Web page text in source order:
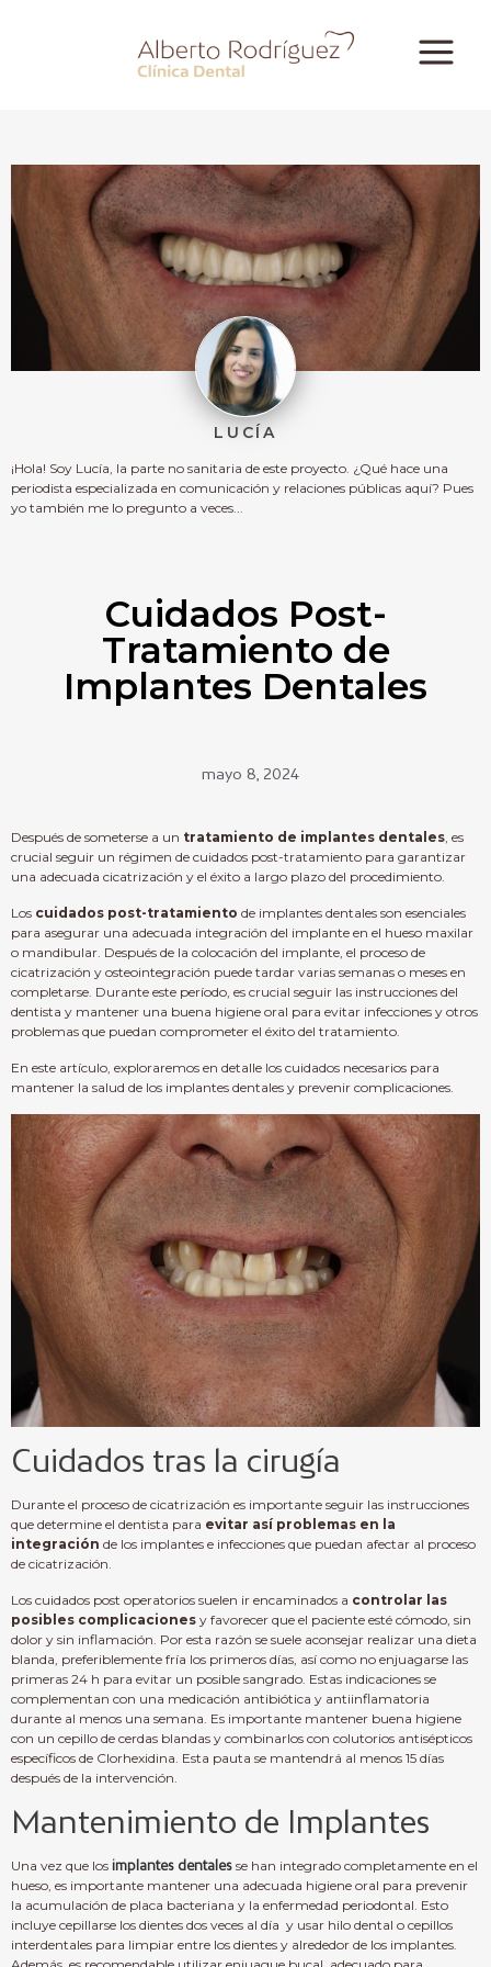
LUCÍA
¡Hola! Soy Lucía, la parte no sanitaria de este proyecto. ¿Qué hace una
periodista especializada en comunicación y relaciones públicas aquí? Pues
yo también me lo pregunto a veces...
Cuidados Post-
Tratamiento de
Implantes Dentales
mayo 8, 2024
Después de someterse a un tratamiento de implantes dentales , es
crucial seguir un régimen de cuidados post-tratamiento para garantizar
una adecuada cicatrización y el éxito a largo plazo del procedimiento.
Los cuidados post-tratamiento de implantes dentales son esenciales
para asegurar una adecuada integración del implante en el hueso maxilar
o mandibular. Después de la colocación del implante, el proceso de
cicatrización y osteointegración puede tardar varias semanas o meses en
completarse. Durante este período, es crucial seguir las instrucciones del
dentista y mantener una buena higiene oral para evitar infecciones y otros
problemas que puedan comprometer el éxito del tratamiento.
En este artículo, exploraremos en detalle los cuidados necesarios para
mantener la salud de los implantes dentales y prevenir complicaciones.
Cuidados tras la cirugía
Durante el proceso de cicatrización es importante seguir las instrucciones
que determine el dentista para evitar así problemas en la
integración de los implantes e infecciones que puedan afectar al proceso
de cicatrización.
Los cuidados post operatorios suelen ir encaminados a controlar las
posibles complicaciones y favorecer que el paciente esté cómodo, sin
dolor y sin inflamación. Por esta razón se suele aconsejar realizar una dieta
blanda, preferiblemente fría los primeros días, así como no enjuagarse las
primeras 24 h para evitar un posible sangrado. Estas indicaciones se
complementan con una medicación antibiótica y antiinflamatoria
durante al menos una semana. Es importante mantener buena higiene
con un cepillo de cerdas blandas y combinarlos con colutorios antisépticos
específicos de Clorhexidina. Esta pauta se mantendrá al menos 15 días
después de la intervención.
Mantenimiento de Implantes
Una vez que los implantes dentales se han integrado completamente en el
hueso, es importante mantener una adecuada higiene oral para prevenir
la acumulación de placa bacteriana y la enfermedad periodontal. Esto
incluye cepillarse los dientes dos veces al día y usar hilo dental o cepillos
interdentales para limpiar entre los dientes y alrededor de los implantes.